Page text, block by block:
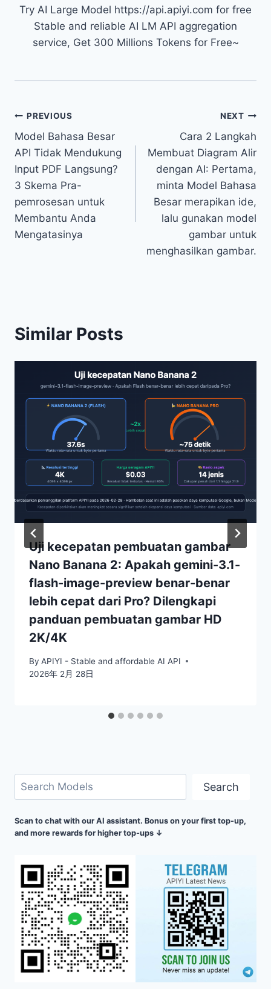
Try AI Large Model https://api.apiyi.com for free
Stable and reliable AI LM API aggregation
service, Get 300 Millions Tokens for Free~
Navigasi
pos
PREVIOUS
Model Bahasa Besar
API Tidak Mendukung
Input PDF Langsung?
3 Skema Pra-
pemrosesan untuk
Membantu Anda
Mengatasinya
NEXT
Cara 2 Langkah
Membuat Diagram Alir
dengan AI: Pertama,
minta Model Bahasa
Besar merapikan ide,
lalu gunakan model
gambar untuk
menghasilkan gambar.
Similar Posts
Uji kecepatan pembuatan gambar
Nano Banana 2: Apakah gemini-3.1-
flash-image-preview benar-benar
lebih cepat dari Pro? Dilengkapi
panduan pembuatan gambar HD
2K/4K
By APIYI - Stable and affordable AI API
2026年 2月 28日
Cari Search
Scan to chat with our AI assistant. Bonus on your first top-up,
and more rewards for higher top-ups ↓